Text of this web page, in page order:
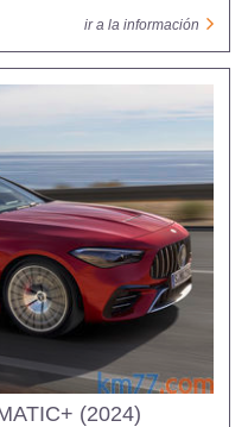
ir a la información
(2024)